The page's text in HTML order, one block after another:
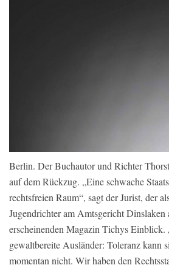
Berlin. Der Buchautor und Richter
auf dem Rückzug. „Eine schwache
rechtsfreien Raum“, sagt der Jurist, der
Jugendrichter am Amtsgericht
erscheinenden Magazin Tichys
gewaltbereite Ausländer: Toleranz kann
momentan nicht. Wir haben den